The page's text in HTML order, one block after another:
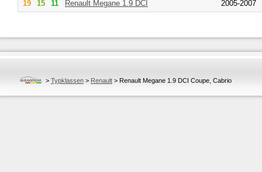
19
15 11 Renault Megane 1.9 DCI 2005-2007
> Typklassen > Renault > Renault Megane 1.9 DCI Coupe, Cabrio